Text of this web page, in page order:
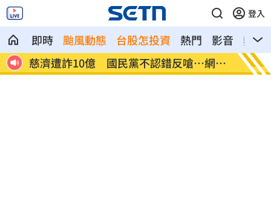
登入
即時 颱風動態 台股怎投資 熱門 影音
熱搜
炸
就業意外爆冷！那指漲342點 標普500新
高
美通
關稅